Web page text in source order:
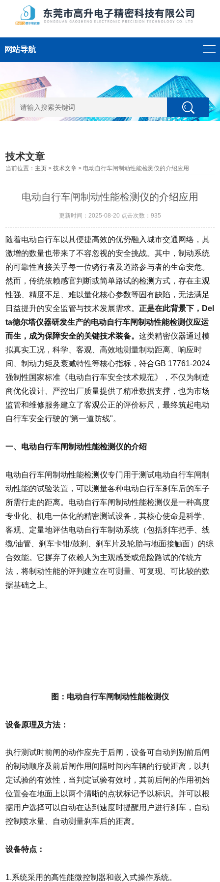
网站导航
技术文章
当前位置： 主页 >技术文章 > 电动自行车闸制动性能检测仪的介绍应用
电动自行车闸制动性能检测仪的介绍应用
更新时间：2025-08-20 点击次数：935
随着电动自行车以其便捷高效的优势融入城市交通网络，其
激增的数量也带来了不容忽视的安全挑战。其中，制动系统
的可靠性直接关乎每一位骑行者及道路参与者的生命安危。
然而，传统依赖感官判断或简单路试的检测方式，存在主观
性强、精度不足、难以量化核心参数等固有缺陷，无法满足
日益提升的安全监管与技术发展需求。 正是在此背景下，Del
ta德尔塔仪器研发生产的电动自行车闸制动性能检测仪应运
而生，成为保障安全的关键技术装备。这类精密仪器通过模
拟真实工况，科学、客观、高效地测量制动距离、响应时
间、制动力矩及衰减特性等核心指标，符合GB 17761-2024
强制性国家标准《电动自行车安全技术规范》，不仅为制造
商优化设计、严控出厂质量提供了精准数据支撑，也为市场
监管和维修服务建立了客观公正的评价标尺，最终筑起电动
自行车安全行驶的“第一道防线"。
一、电动自行车闸制动性能检测仪的介绍
电动自行车闸制动性能检测仪专门用于测试电动自行车闸制
动性能的试验装置，可以测量各种电动自行车刹车后的车子
所需行走的距离。电动自行车闸制动性能检测仪是一种高度
专业化、机电一体化的精密测试设备，其核心使命是科学、
客观、定量地评估电动自行车制动系统（包括刹车把手、线
缆/油管、刹车卡钳/鼓刹、刹车片及轮胎与地面接触面）的综
合效能。它摒弃了依赖人为主观感受或危险路试的传统方
法，将制动性能的评判建立在可测量、可复现、可比较的数
据基础之上。
图：电动自行车闸制动性能检测仪
设备原理及方法：
执行测试时前闸的动作应先于后闸，设备可自动判别前后闸
的制动顺序及前后闸作用间隔时间内车辆的行驶距离，以判
定试验的有效性，当判定试验有效时，其前后闸的作用初始
位置会在地面上以两个清晰的点状标记予以标识。并可以根
据用户选择可以自动在达到速度时提醒用户进行刹车，自动
控制喷水量、自动测量刹车后的距离。
设备特点：
1.系统采用的高性能微控制器和嵌入式操作系统。